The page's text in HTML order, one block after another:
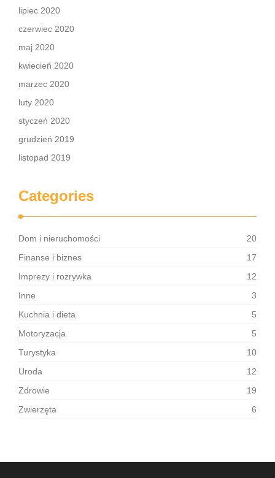
lipiec 2020
czerwiec 2020
maj 2020
kwiecień 2020
marzec 2020
luty 2020
styczeń 2020
grudzień 2019
listopad 2019
Categories
Dom i nieruchomości
20
Finanse i biznes
17
Imprezy i rozrywka
12
Inne
3
Kuchnia i dieta
5
Motoryzacja
5
Turystyka
10
Uroda
12
Zdrowie
19
Zwierzęta
6